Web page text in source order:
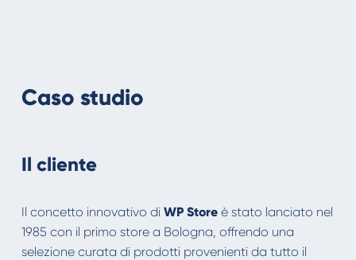
Caso studio
Il cliente
Il concetto innovativo diWP Storeè stato lanciato nel
1985 con il primo store a Bologna, offrendo una
selezione curata di prodotti provenienti da tutto il